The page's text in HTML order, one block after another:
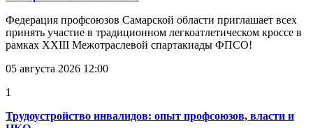
Федерация профсоюзов Самарской области приглашает всех
принять участие в традиционном легкоатлетическом кроссе в
рамках XXIII Межотраслевой спартакиады ФПСО!
05 августа 2026 12:00
1
Трудоустройство инвалидов: опыт профсоюзов, власти и